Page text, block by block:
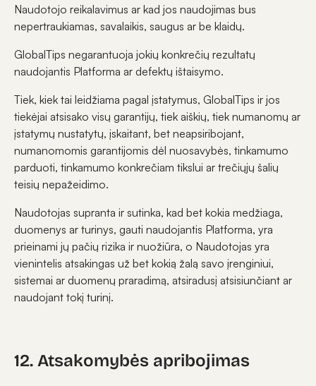
Naudotojo reikalavimus ar kad jos naudojimas bus
nepertraukiamas, savalaikis, saugus ar be klaidų.
GlobalTips negarantuoja jokių konkrečių rezultatų
naudojantis Platforma ar defektų ištaisymo.
Tiek, kiek tai leidžiama pagal įstatymus, GlobalTips ir jos
tiekėjai atsisako visų garantijų, tiek aiškių, tiek numanomų ar
įstatymų nustatytų, įskaitant, bet neapsiribojant,
numanomomis garantijomis dėl nuosavybės, tinkamumo
parduoti, tinkamumo konkrečiam tikslui ar trečiųjų šalių
teisių nepažeidimo.
Naudotojas supranta ir sutinka, kad bet kokia medžiaga,
duomenys ar turinys, gauti naudojantis Platforma, yra
prieinami jų pačių rizika ir nuožiūra, o Naudotojas yra
vienintelis atsakingas už bet kokią žalą savo įrenginiui,
sistemai ar duomenų praradimą, atsiradusį atsisiunčiant ar
naudojant tokį turinį.
12. Atsakomybės apribojimas